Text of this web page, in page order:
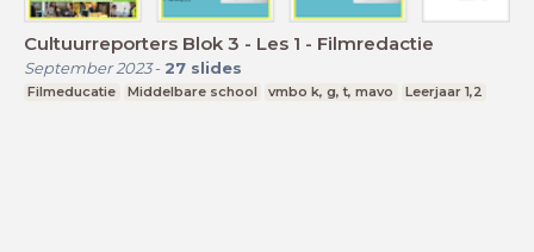
Cultuurreporters Blok 3 - Les 1 - Filmredactie
September 2023- 27 slides
Filmeducatie Middelbare school vmbo k, g, t, mavo Leerjaar 1,2